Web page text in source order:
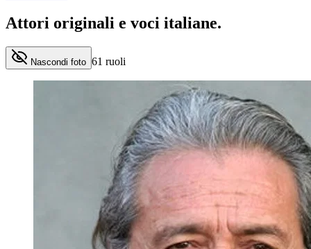
Attori originali e voci italiane.
Nascondi foto 61 ruoli